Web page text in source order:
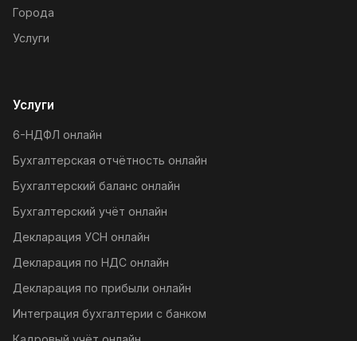
Города
Услуги
Услуги
6-НДФЛ онлайн
Бухгалтерская отчётность онлайн
Бухгалтерский баланс онлайн
Бухгалтерский учёт онлайн
Декларация УСН онлайн
Декларация по НДС онлайн
Декларация по прибыли онлайн
Интеграция бухгалтерии с банком